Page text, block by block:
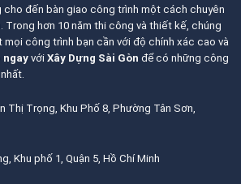
cho đến bàn giao công trình một cách chuyên
Trong hơn 10 năm thi công và thiết kế, chúng
công trình bạn cần với độ chính xác cao và
ngayvới Xây Dựng Sài Gòn để có những công
Thị Trọng, Khu Phố 8, Phường Tân Sơn,
Khu phố 1, Quận 5, Hồ Chí Minh